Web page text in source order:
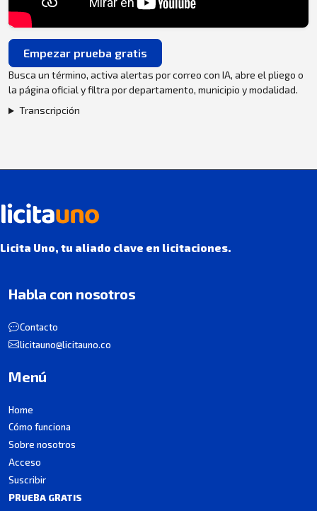
Empezar prueba gratis
Busca un término, activa alertas por correo con IA, abre el pliego o
la página oficial y filtra por departamento, municipio y modalidad.
Transcripción
Licita Uno, tu aliado clave en licitaciones.
Habla con nosotros
Contacto
licitauno@licitauno.co
Menú
Home
Cómo funciona
Sobre nosotros
Acceso
Suscribir
PRUEBA GRATIS